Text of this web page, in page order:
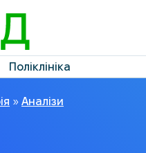
Поліклініка
» Аналізи